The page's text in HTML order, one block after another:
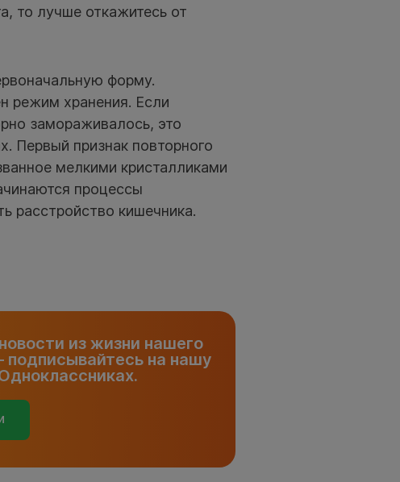
то лучше откажитесь от
форму.
режим хранения. Если
замораживалось, это
Первый признак повторного
мелкими кристалликами
процессы
расстройство кишечника.
из жизни нашего
подписывайтесь на нашу